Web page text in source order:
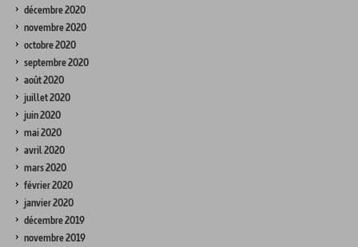
décembre 2020
novembre 2020
octobre 2020
septembre 2020
août 2020
juillet 2020
juin 2020
mai 2020
avril 2020
mars 2020
février 2020
janvier 2020
décembre 2019
novembre 2019